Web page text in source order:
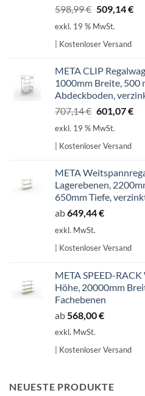
598,99€
Preis
598,99 €
509,14€
exkl. 19 % MwSt.
| Kostenloser Versand
META CLIP
1000mm Breite, 500
Abdeckboden,
707,14€
Preis
707,14 €
601,07€
exkl. 19 % MwSt.
| Kostenloser Versand
META
Lagerebenen,
650mm Tiefe,
ab649,44€
exkl. MwSt.
| Kostenloser Versand
META SPEED-
Höhe, 20000mm
Fachebenen
ab 568,00€
exkl. MwSt.
| Kostenloser Versand
NEUESTE PRODUKTE